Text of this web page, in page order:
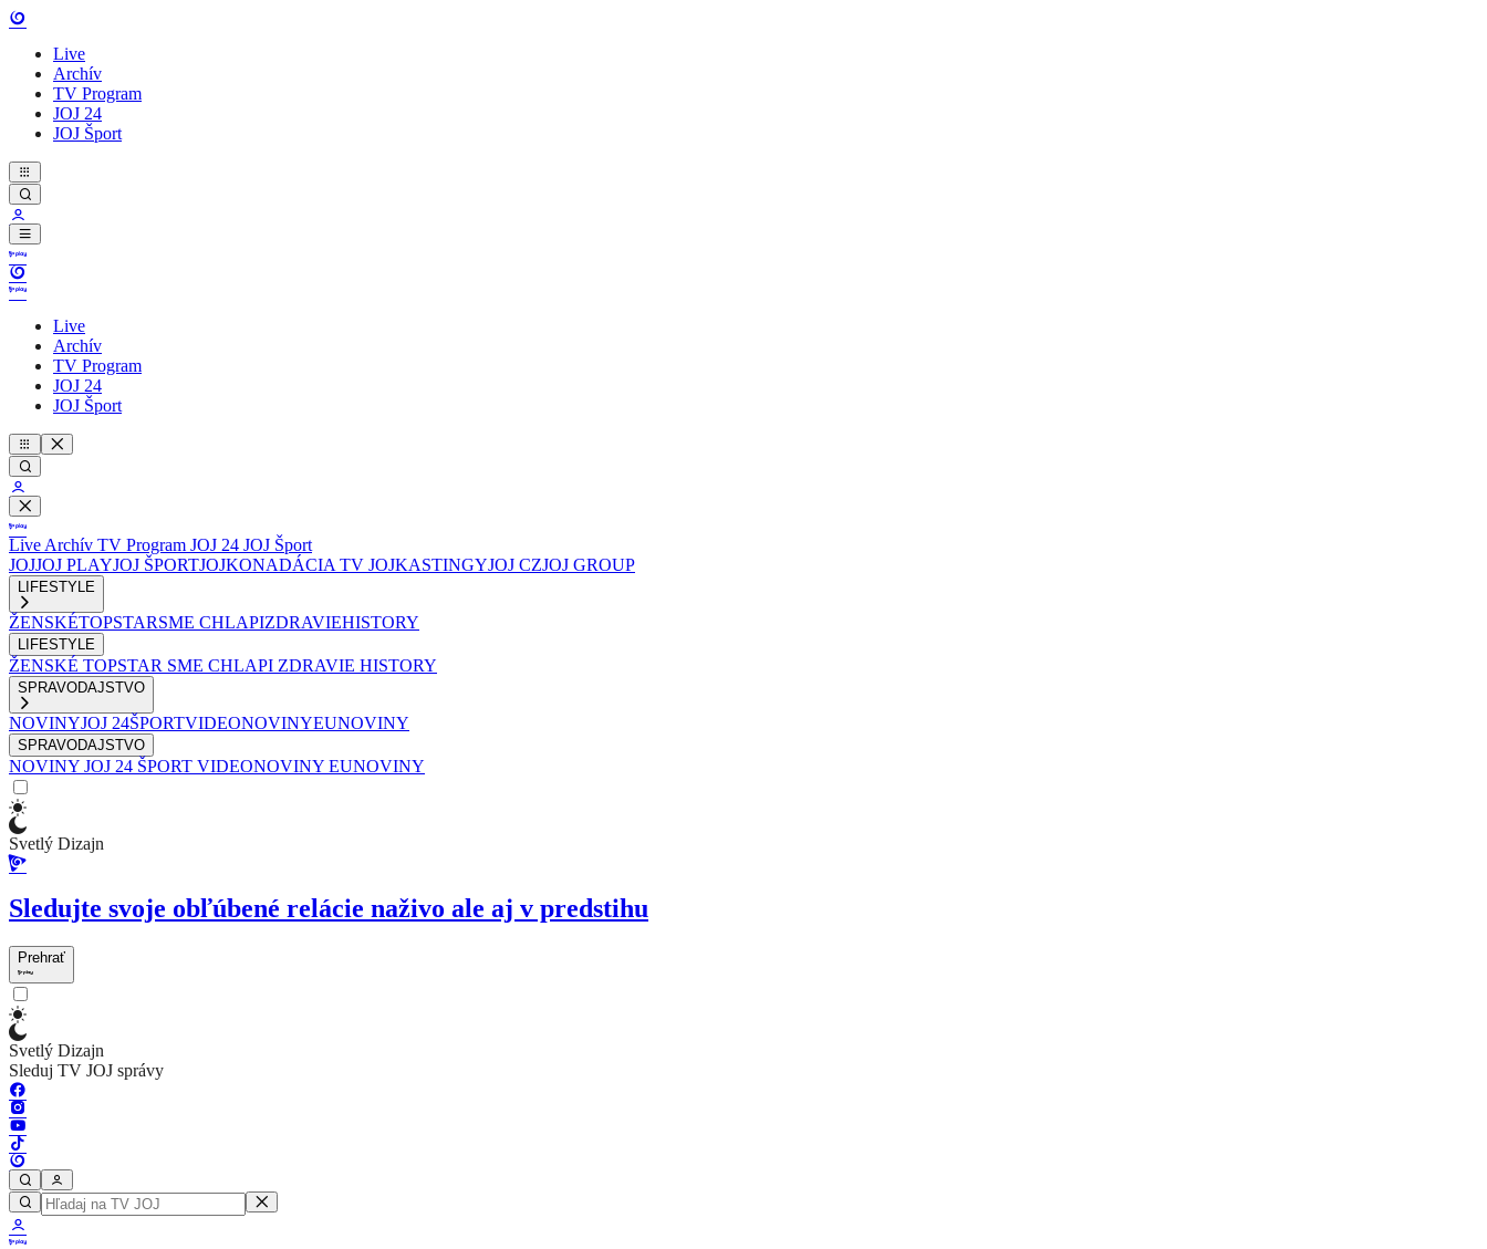
Live
Archív
TV Program
JOJ 24
JOJ Šport
Live
Archív
TV Program
JOJ 24
JOJ Šport
Live Archív TV Program JOJ 24 JOJ Šport
JOJJOJ PLAYJOJ ŠPORTJOJKONADÁCIA TV JOJKASTINGYJOJ CZJOJ GROUP
LIFESTYLE
ŽENSKÉTOPSTARSME CHLAPIZDRAVIEHISTORY
LIFESTYLE
ŽENSKÉ TOPSTAR SME CHLAPI ZDRAVIE HISTORY
SPRAVODAJSTVO
NOVINYJOJ 24ŠPORTVIDEONOVINYEUNOVINY
SPRAVODAJSTVO
NOVINY JOJ 24 ŠPORT VIDEONOVINY EUNOVINY
Svetlý Dizajn
Sledujte svoje obľúbené relácie naživo ale aj v predstihu
Prehrať
Svetlý Dizajn
Sleduj TV JOJ správy